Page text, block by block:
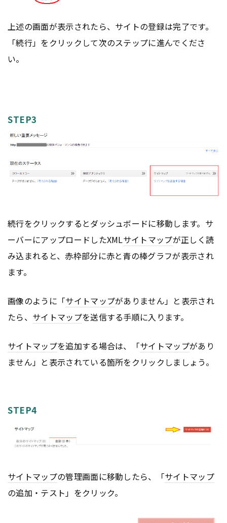
上述の画面が表示されたら、サイトの登録は完了です。
「続行」をクリックして次のステップに進んでくださ
い。
STEP3
続行をクリックするとダッシュボードに移動します。サ
ーバーにアップロードしたXMLサイトマップが正しく読
み込まれると、赤枠部分に赤と青の棒グラフが表示され
ます。
画像のように「サイトマップがありません」と表示され
たら、 サイトマップを送信する手順に入ります。
サイトマップを追加する場合は、「サイトマップがあり
ません」と表示されている箇所をクリックしましょう。
STEP4
サイトマップの管理画面に移動したら、「サイトマップ
の追加・テスト」をクリック。